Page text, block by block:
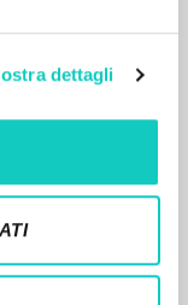
dettagli
de los
casi 5000
»